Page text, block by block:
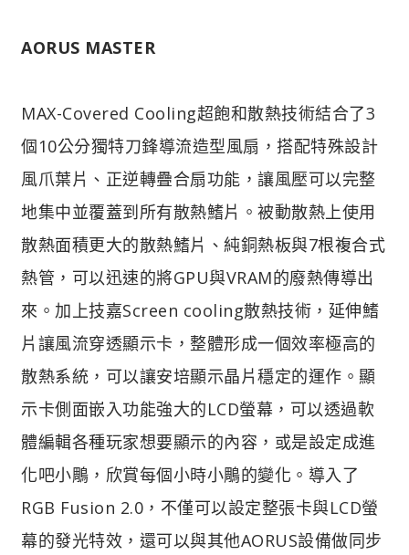
AORUS MASTER
MAX-Covered Cooling超飽和散熱技術結合了3
個10公分獨特刀鋒導流造型風扇，搭配特殊設計
風爪葉片、正逆轉疊合扇功能，讓風壓可以完整
地集中並覆蓋到所有散熱鰭片。被動散熱上使用
散熱面積更大的散熱鰭片、純銅熱板與7根複合式
熱管，可以迅速的將GPU與VRAM的廢熱傳導出
來。加上技嘉Screen cooling散熱技術，延伸鰭
片讓風流穿透顯示卡，整體形成一個效率極高的
散熱系統，可以讓安培顯示晶片穩定的運作。顯
示卡側面嵌入功能強大的LCD螢幕，可以透過軟
體編輯各種玩家想要顯示的內容，或是設定成進
化吧小鵰，欣賞每個小時小鵰的變化。導入了
RGB Fusion 2.0，不僅可以設定整張卡與LCD螢
幕的發光特效，還可以與其他AORUS設備做同步